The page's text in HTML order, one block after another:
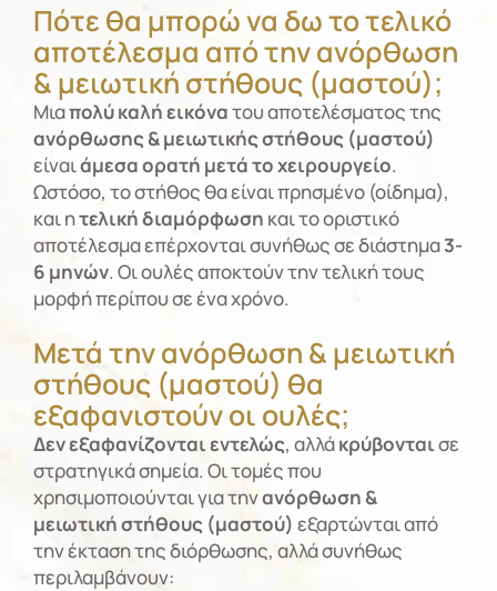
Πότε θα μπορώ να δω το τελικό
αποτέλεσμα από την ανόρθωση
& μειωτική στήθους (μαστού);
Μιαπολύ καλή εικόνατου αποτελέσματος της
ανόρθωσης & μειωτικής στήθους (μαστού)
είναιάμεσα ορατή μετά το χειρουργείο.
Ωστόσο, το στήθος θα είναι πρησμένο (οίδημα),
και ητελική διαμόρφωση και το οριστικό
αποτέλεσμα επέρχονται συνήθως σε διάστημα3-
6 μηνών. Οι ουλές αποκτούν την τελική τους
μορφή περίπου σε ένα χρόνο.
Μετά την ανόρθωση & μειωτική
στήθους (μαστού) θα
εξαφανιστούν οι ουλές;
Δεν εξαφανίζονται εντελώς, αλλάκρύβονταισε
στρατηγικά σημεία. Οι τομές που
χρησιμοποιούνται για τηνανόρθωση &
μειωτική στήθους (μαστού) εξαρτώνται από
την έκταση της διόρθωσης, αλλά συνήθως
περιλαμβάνουν: